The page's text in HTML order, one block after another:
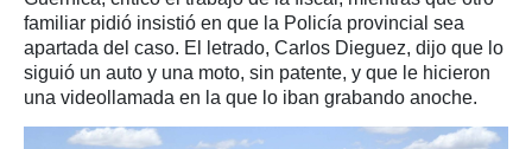
familiar pidió insistió en que la Policía provincial sea
apartada del caso. El letrado, Carlos Dieguez, dijo que lo
siguió un auto y una moto, sin patente, y que le hicieron
una videollamada en la que lo iban grabando anoche.